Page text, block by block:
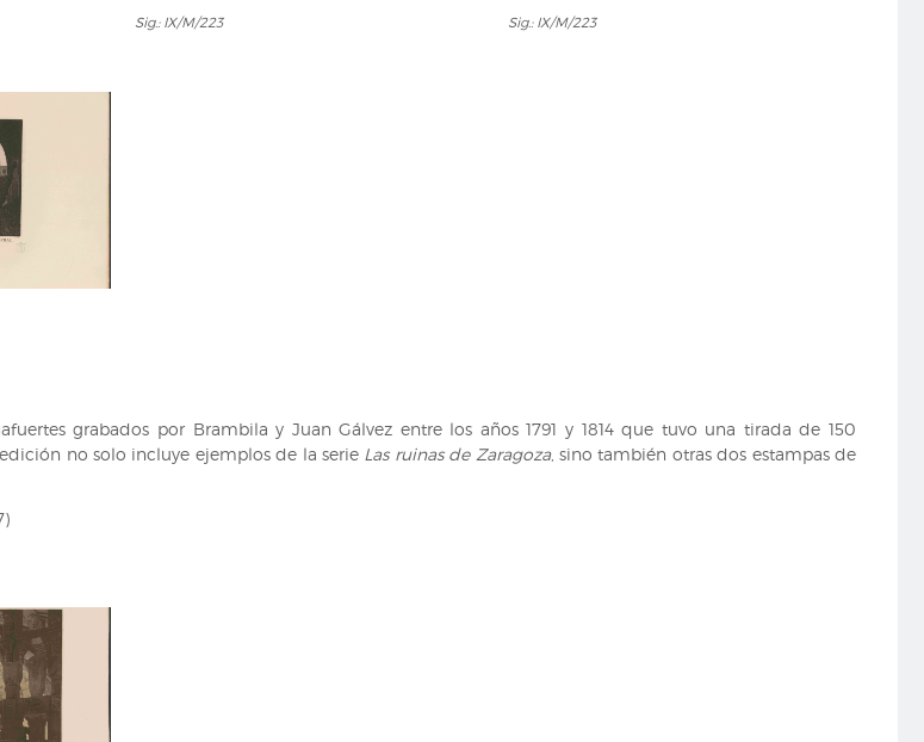
IX/M/223
Sig.: IX/M/223
IX/M/223
Sig.: IX/M/223
grabados por Brambila y Juan Gálvez entre los años 1791 y 1814 que tuvo una tirada de 150
no solo incluye ejemplos de la serie Las ruinas de Zaragoza, sino también otras dos estampas de